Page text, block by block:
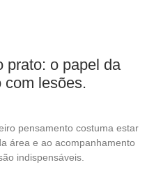
prato: o papel da
com lesões.
pensamento costuma estar
área e ao acompanhamento
indispensáveis.